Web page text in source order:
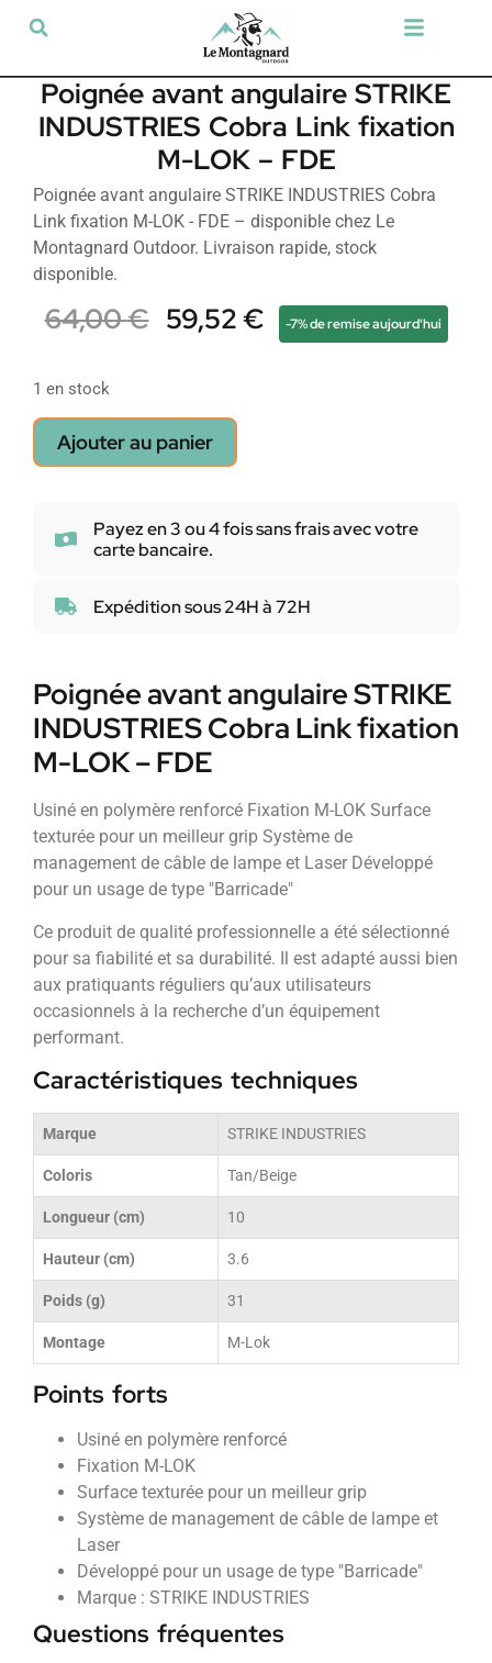
Poignée avant angulaire STRIKE
INDUSTRIES Cobra Link fixation
M-LOK – FDE
Poignée avant angulaire STRIKE INDUSTRIES Cobra
Link fixation M-LOK - FDE – disponible chez Le
Montagnard Outdoor. Livraison rapide, stock
disponible.
64,00€ 59,52€ -7% de remise aujourd'hui
1 en stock
Ajouter au panier
Payez en 3 ou 4 fois sans frais avec votre
carte bancaire.
Expédition sous 24H à 72H
Poignée avant angulaire STRIKE
INDUSTRIES Cobra Link fixation
M-LOK – FDE
Usiné en polymère renforcé Fixation M-LOK Surface
texturée pour un meilleur grip Système de
management de câble de lampe et Laser Développé
pour un usage de type "Barricade"
Ce produit de qualité professionnelle a été sélectionné
pour sa fiabilité et sa durabilité. Il est adapté aussi bien
aux pratiquants réguliers qu’aux utilisateurs
occasionnels à la recherche d’un équipement
performant.
Caractéristiques techniques
Marque STRIKE INDUSTRIES
Coloris Tan/Beige
Longueur (cm) 10
Hauteur (cm) 3.6
Poids (g) 31
Montage M-Lok
Points forts
Usiné en polymère renforcé
Fixation M-LOK
Surface texturée pour un meilleur grip
Système de management de câble de lampe et
Laser
Développé pour un usage de type "Barricade"
Marque : STRIKE INDUSTRIES
Questions fréquentes